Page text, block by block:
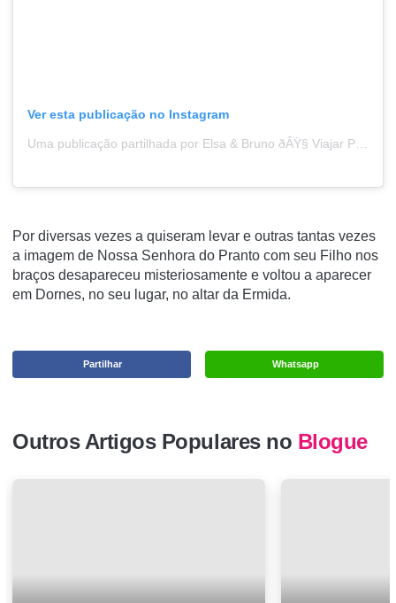
Ver esta publicação no Instagram
Uma publicação partilhada por Elsa & Bruno ðÂŸ§­ Viajar Portugal (@para_o_infinito_e_mais_alem)
Por diversas vezes a quiseram levar e outras tantas vezes
a imagem de Nossa Senhora do Pranto com seu Filho nos
braços desapareceu misteriosamente e voltou a aparecer
em Dornes, no seu lugar, no altar da Ermida.
Whatsapp
Partilhar
Outros Artigos Populares no Blogue